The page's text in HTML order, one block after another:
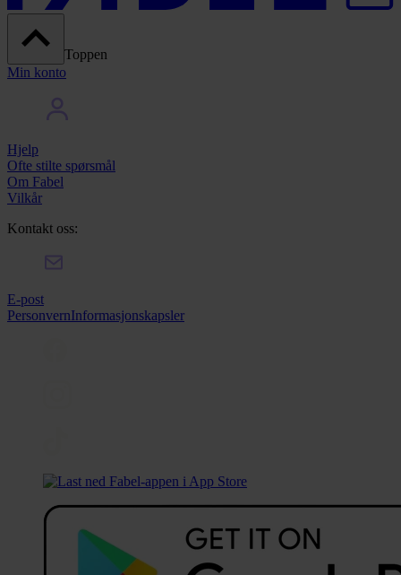
Toppen
Min konto
Hjelp
Ofte stilte spørsmål
Om Fabel
Vilkår
Kontakt oss:
E-post
PersonvernInformasjonskapsler